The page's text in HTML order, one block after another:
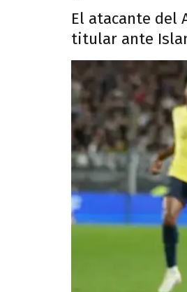
El atacante del
titular ante